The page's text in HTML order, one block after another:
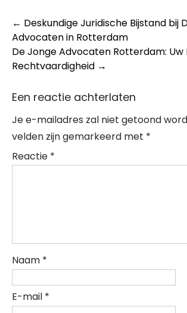
Post
navigation
← Deskundige Juridische Bijstand bij
Advocaten in Rotterdam
De Jonge Advocaten Rotterdam: Uw
Rechtvaardigheid →
Een reactie achterlaten
Je e-mailadres zal niet getoond
velden zijn gemarkeerd met *
Reactie *
Naam *
E-mail *